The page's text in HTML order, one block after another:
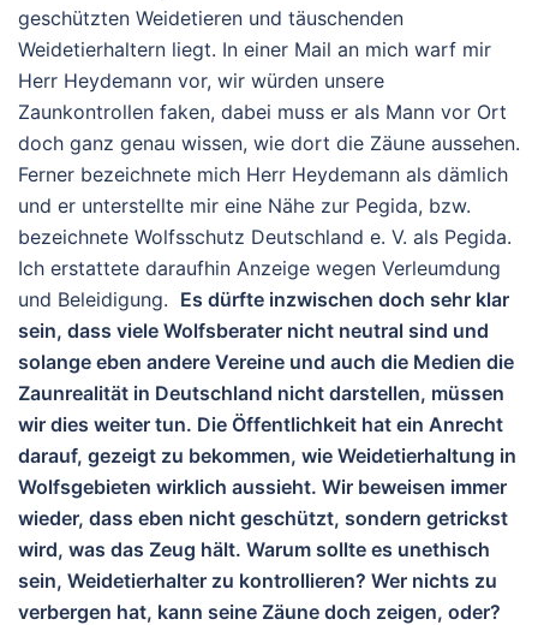
geschützten Weidetieren und täuschenden
Weidetierhaltern liegt. In einer Mail an mich warf mir
Herr Heydemann vor, wir würden unsere
Zaunkontrollen faken, dabei muss er als Mann vor Ort
doch ganz genau wissen, wie dort die Zäune aussehen.
Ferner bezeichnete mich Herr Heydemann als dämlich
und er unterstellte mir eine Nähe zur Pegida, bzw.
bezeichnete Wolfsschutz Deutschland e. V. als Pegida.
Ich erstattete daraufhin Anzeige wegen Verleumdung
und Beleidigung. Es dürfte inzwischen doch sehr klar
sein, dass viele Wolfsberater nicht neutral sind und
solange eben andere Vereine und auch die Medien die
Zaunrealität in Deutschland nicht darstellen, müssen
wir dies weiter tun. Die Öffentlichkeit hat ein Anrecht
darauf, gezeigt zu bekommen, wie Weidetierhaltung in
Wolfsgebieten wirklich aussieht. Wir beweisen immer
wieder, dass eben nicht geschützt, sondern getrickst
wird, was das Zeug hält. Warum sollte es unethisch
sein, Weidetierhalter zu kontrollieren? Wer nichts zu
verbergen hat, kann seine Zäune doch zeigen, oder?